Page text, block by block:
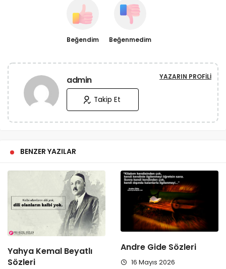
Beğendim Beğenmedim
admin YAZARIN PROFILI
Takip Et
BENZER YAZILAR
Yahya Kemal Beyatlı
Sözleri
Andre Gide Sözleri
16 Mayıs 2026